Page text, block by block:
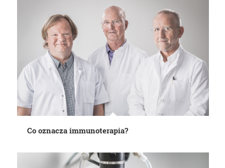
Co oznacza immunoterapia?